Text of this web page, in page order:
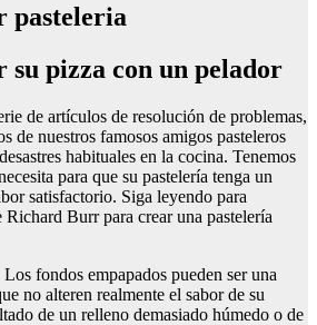
pasteleria
pizza con un pelador
de artículos de resolución de problemas,
de nuestros famosos amigos pasteleros
habituales en la cocina. Tenemos
para que su pastelería tenga un
satisfactorio. Siga leyendo para
Richard Burr para crear una pastelería
fondos empapados pueden ser una
no alteren realmente el sabor de su
de un relleno demasiado húmedo o de